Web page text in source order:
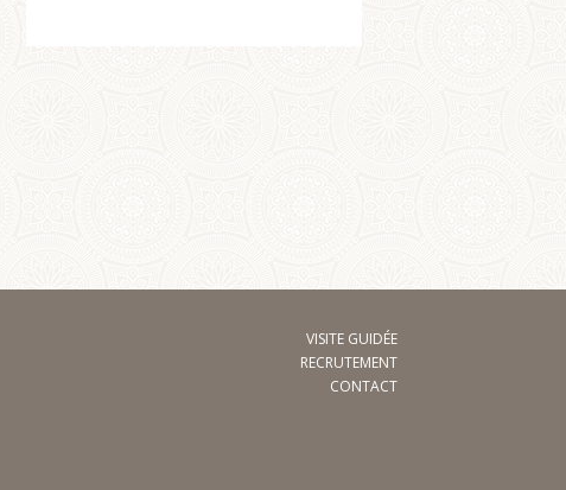
VISITE GUIDÉE
RECRUTEMENT
CONTACT